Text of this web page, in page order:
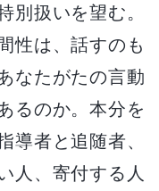
別扱いを望む。
性は、話すのも
なたがたの言動
るのか。本分を
導者と追随者、
人、寄付する人